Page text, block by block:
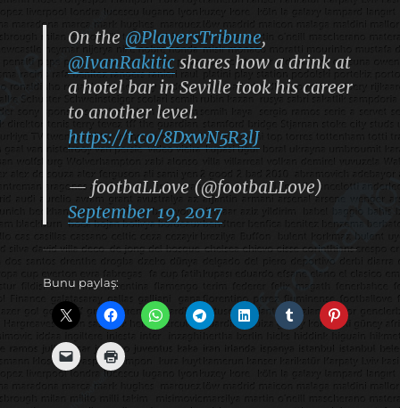
On the @PlayersTribune,
@IvanRakiticshares how a drink at
a hotel bar in Seville took his career
to another level.
https://t.co/8DxwN5R3lJ
— footbaLLove (@footbaLLove)
September 19, 2017
Bunu paylaş: